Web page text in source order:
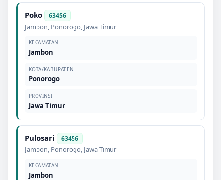
Poko 63456
Jambon, Ponorogo, Jawa Timur
KECAMATAN
Jambon
KOTA/KABUPATEN
Ponorogo
PROVINSI
Jawa Timur
Pulosari 63456
Jambon, Ponorogo, Jawa Timur
KECAMATAN
Jambon